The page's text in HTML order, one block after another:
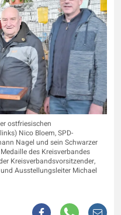
ostfriesischen
Nico Bloem, SPD-
Nagel und sein Schwarzer
des Kreisverbandes
Kreisverbandsvorsitzender,
Ausstellungsleiter Michael